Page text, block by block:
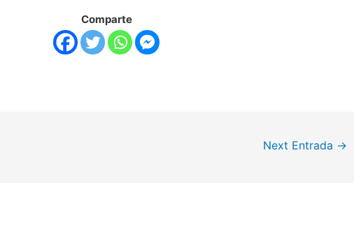
Comparte
Next Entrada →